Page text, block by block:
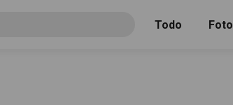
Todo